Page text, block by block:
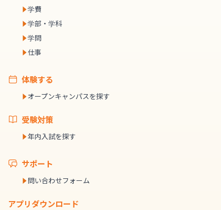
学費
学部・学科
学問
仕事
体験する
オープンキャンパスを探す
受験対策
年内入試を探す
サポート
問い合わせフォーム
アプリダウンロード